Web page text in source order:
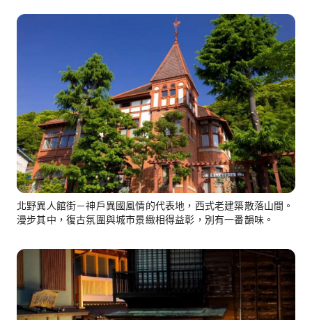
北野異人館街－神戶異國風情的代表地，西式老建築散落山間。
漫步其中，復古氛圍與城市景緻相得益彰，別有一番韻味。